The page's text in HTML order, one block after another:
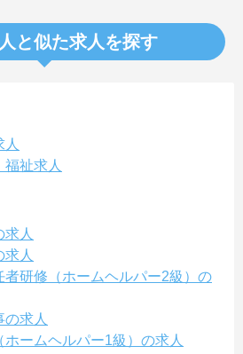
と似た求人を探す
祉求人
人
人
研修（ホームヘルパー2級）の
求人
ームヘルパー1級）の求人